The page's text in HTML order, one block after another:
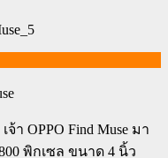
OPPO Find Muse มา
พิกเซล ขนาด 4 นิ้ว